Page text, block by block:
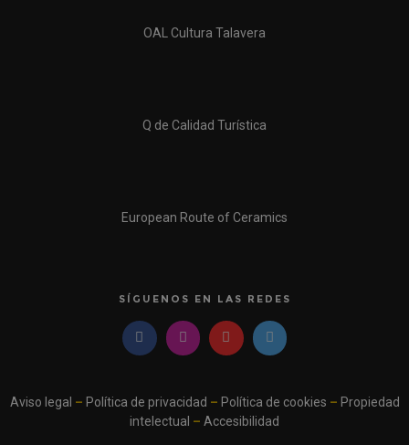
OAL Cultura Talavera
Q de Calidad Turística
European Route of Ceramics
SÍGUENOS EN LAS REDES
Aviso legal – Política de privacidad – Política de cookies – Propiedad
intelectual – Accesibilidad